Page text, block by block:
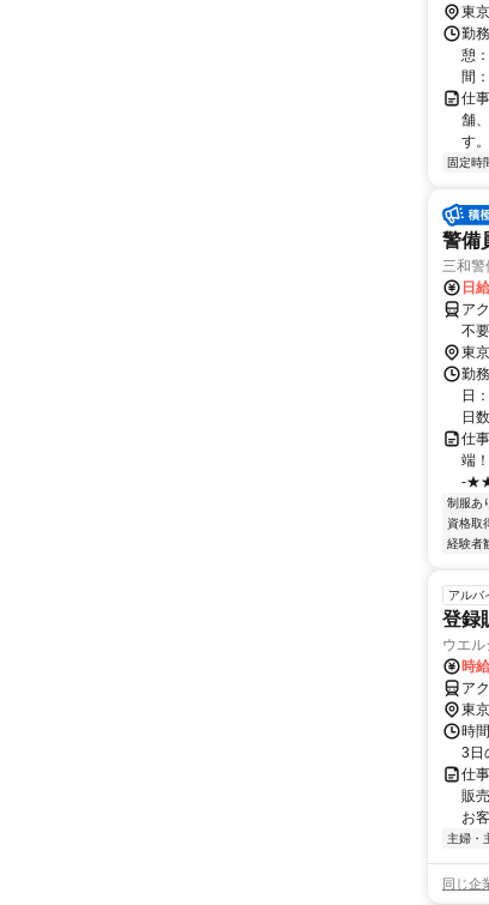
東
勤
憩
間
仕
舗
す
固定時
警備
三和
日
ア
不要
東
勤
日
日
仕
端
-
制服あ
資格取
経験者
アルバ
登録
ウエ
時
ア
東
時
3日
仕
販
お
主婦・
同じ企